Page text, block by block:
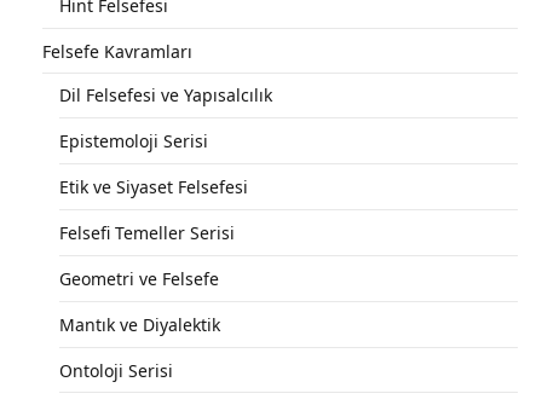
Hint Felsefesi
Felsefe Kavramları
Dil Felsefesi ve Yapısalcılık
Epistemoloji Serisi
Etik ve Siyaset Felsefesi
Felsefi Temeller Serisi
Geometri ve Felsefe
Mantık ve Diyalektik
Ontoloji Serisi